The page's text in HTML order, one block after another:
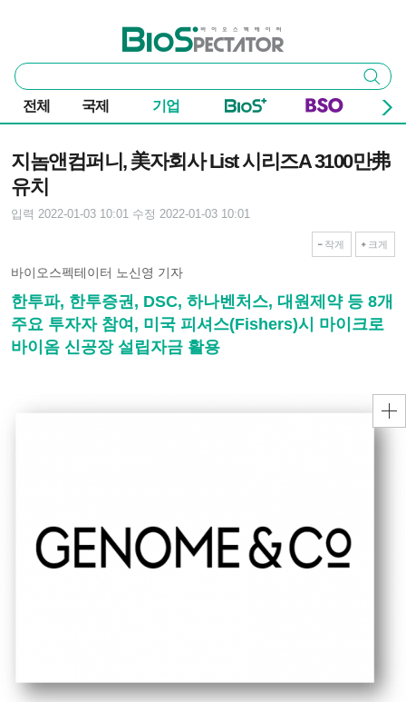
바이오스펙테이터
통
합
검
색
검색
전체 국제 기업
지놈앤컴퍼니, 美자회사 List 시리즈A 3100만弗
유치
입력 2022-01-03 10:01 수정 2022-01-03 10:01
작게 크게
바이오스펙테이터 노신영 기자
한투파, 한투증권, DSC, 하나벤처스, 대원제약 등 8개
주요 투자자 참여, 미국 피셔스(Fishers)시 마이크로
바이옴 신공장 설립자금 활용